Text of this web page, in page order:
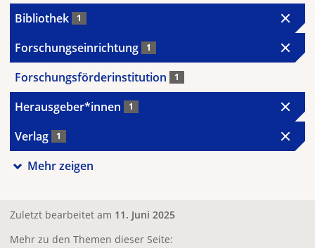
Bibliothek 1
Forschungseinrichtung 1
Forschungsförderinstitution 1
Herausgeber*innen 1
Verlag 1
Mehr zeigen
Zuletzt bearbeitet am 11. Juni 2025
Mehr zu den Themen dieser Seite: